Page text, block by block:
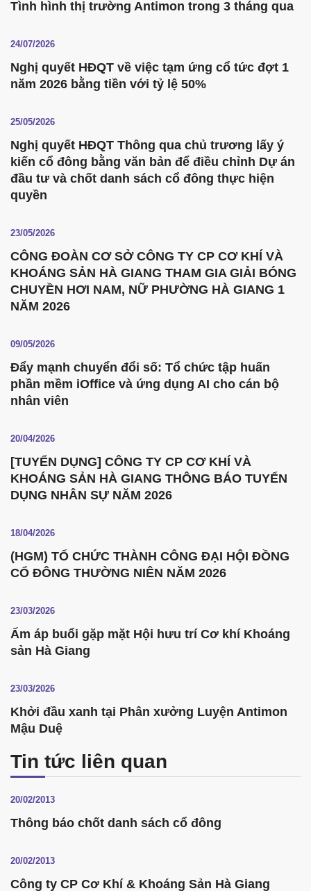
Tình hình thị trường Antimon trong 3 tháng qua
24/07/2026
Nghị quyết HĐQT về việc tạm ứng cổ tức đợt 1
năm 2026 bằng tiền với tỷ lệ 50%
25/05/2026
Nghị quyết HĐQT Thông qua chủ trương lấy ý
kiến cổ đông bằng văn bản để điều chỉnh Dự án
đầu tư và chốt danh sách cổ đông thực hiện
quyền
23/05/2026
CÔNG ĐOÀN CƠ SỞ CÔNG TY CP CƠ KHÍ VÀ
KHOÁNG SẢN HÀ GIANG THAM GIA GIẢI BÓNG
CHUYỀN HƠI NAM, NỮ PHƯỜNG HÀ GIANG 1
NĂM 2026
09/05/2026
Đẩy mạnh chuyển đổi số: Tổ chức tập huấn
phần mềm iOffice và ứng dụng AI cho cán bộ
nhân viên
20/04/2026
[TUYỂN DỤNG] CÔNG TY CP CƠ KHÍ VÀ
KHOÁNG SẢN HÀ GIANG THÔNG BÁO TUYỂN
DỤNG NHÂN SỰ NĂM 2026
18/04/2026
(HGM) TỔ CHỨC THÀNH CÔNG ĐẠI HỘI ĐỒNG
CỔ ĐÔNG THƯỜNG NIÊN NĂM 2026
23/03/2026
Ấm áp buổi gặp mặt Hội hưu trí Cơ khí Khoáng
sản Hà Giang
23/03/2026
Khởi đầu xanh tại Phân xưởng Luyện Antimon
Mậu Duệ
Tin tức liên quan
20/02/2013
Thông báo chốt danh sách cổ đông
20/02/2013
Công ty CP Cơ Khí & Khoáng Sản Hà Giang